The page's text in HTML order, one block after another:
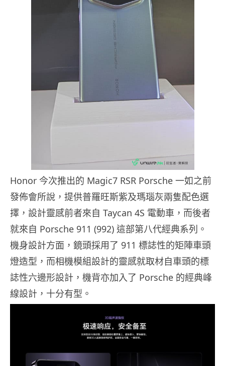
Honor 今次推出的 Magic7 RSR Porsche 一如之前
發佈會所說，提供普羅旺斯紫及瑪瑙灰兩隻配色選
擇，設計靈感前者來自 Taycan 4S 電動車，而後者
就來自 Porsche 911 (992) 這部第八代經典系列。
機身設計方面，鏡頭採用了 911 標誌性的矩陣車頭
燈造型，而相機模組設計的靈感就取材自車頭的標
誌性六邊形設計，機背亦加入了 Porsche 的經典峰
線設計，十分有型。